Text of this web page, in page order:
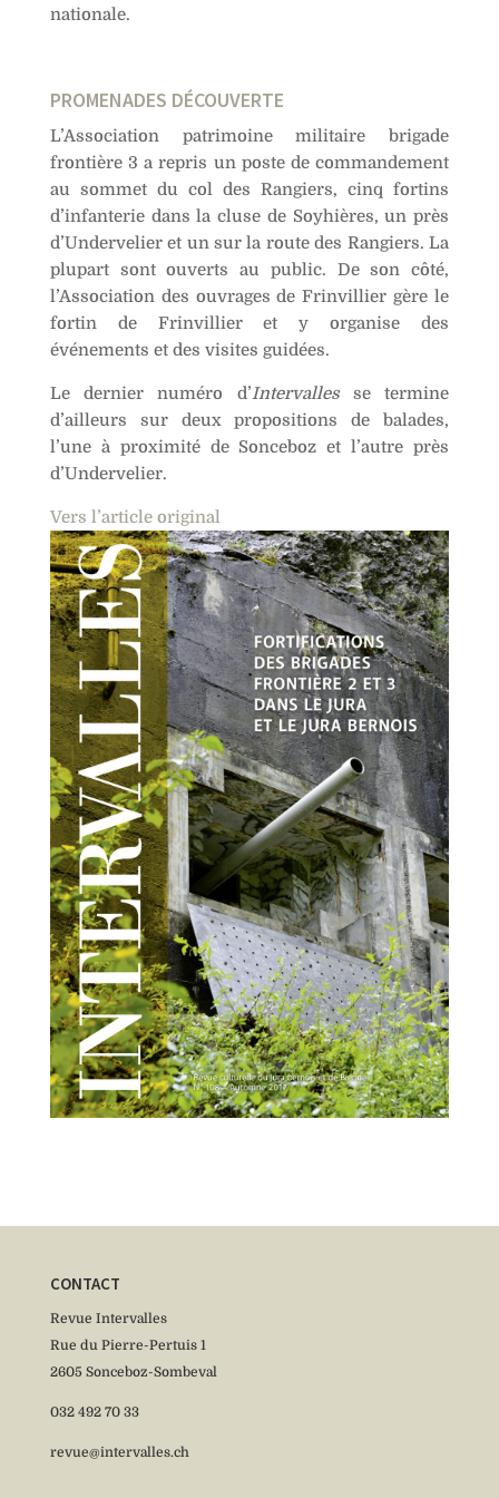
nationale.
PROMENADES DÉCOUVERTE
L’Association patrimoine militaire brigade
frontière 3 a repris un poste de commandement
au sommet du col des Rangiers, cinq fortins
d’infanterie dans la cluse de Soyhières, un près
d’Undervelier et un sur la route des Rangiers. La
plupart sont ouverts au public. De son côté,
l’Association des ouvrages de Frinvillier gère le
fortin de Frinvillier et y organise des
événements et des visites guidées.
Le dernier numéro d’Intervallesse termine
d’ailleurs sur deux propositions de balades,
l’une à proximité de Sonceboz et l’autre près
d’Undervelier.
Vers l’article original
CONTACT
Revue Intervalles
Rue du Pierre-Pertuis 1
2605 Sonceboz-Sombeval
032 492 70 33
revue@intervalles.ch